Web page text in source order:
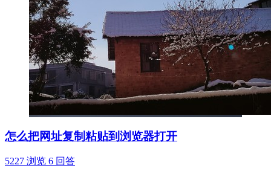
怎么把网址复制粘贴到浏览器打开
5227 浏览 6 回答